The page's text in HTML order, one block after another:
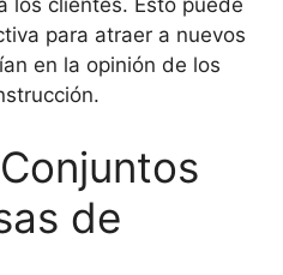
los clientes. Esto puede
para atraer a nuevos
en la opinión de los
de